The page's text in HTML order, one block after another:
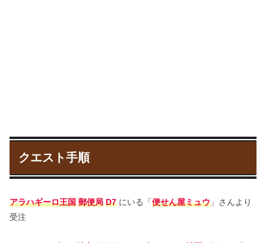
クエスト手順
アラハギーロ王国 郵便局 D7 にいる「便せん屋ミュウ 」さんより
受注